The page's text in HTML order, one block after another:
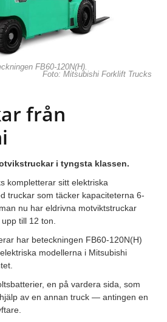
FB60-120N(H).
Foto: Mitsubishi Forklift Trucks
från
i tyngsta klassen.
kompletterar sitt elektriska
truckar som täcker kapaciteterna 6-
nu har eldrivna motviktstruckar
till 12 ton.
har beteckningen FB60-120N(H)
modellerna i Mitsubishi
en på vardera sida, som
av en annan truck — antingen en